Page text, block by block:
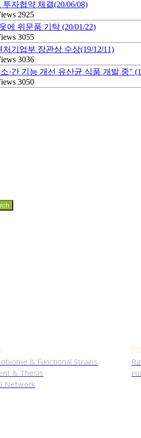
자협약 체결(20/06/08)
2925
에 위문품 기탁 (20/01/22)
3055
기업부 장관상 수상(19/12/11)
3036
·간 기능 개선 유산균 식품 개발 중"
3050
& Functional Strains
& Thesis
Network